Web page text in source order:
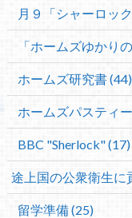
月９「シャーロッ
「ホームズゆかり
ホームズ研究書 (44)
ホームズパスティ
BBC "Sherlock" (17)
途上国の公衆衛生に
留学準備 (25)